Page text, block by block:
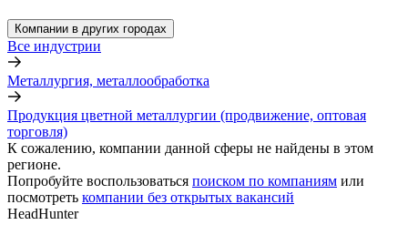
Компании в других городах
Все индустрии
Металлургия, металлообработка
Продукция цветной металлургии (продвижение, оптовая
торговля)
К сожалению, компании данной сферы не найдены в этом
регионе.
Попробуйте воспользоваться поиском по компаниям или
посмотреть компании без открытых вакансий
HeadHunter